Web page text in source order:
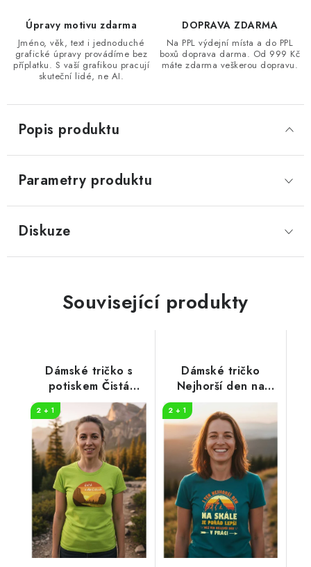
Úpravy motivu zdarma
Jméno, věk, text i jednoduché
grafické úpravy provádíme bez
příplatku. S vaší grafikou pracují
skuteční lidé, ne AI.
DOPRAVA ZDARMA
Na PPL výdejní místa a do PPL
boxů doprava darma. Od 999 Kč
máte zdarma veškerou dopravu.
Popis produktu
Parametry produktu
Diskuze
Související produkty
Dámské tričko s
potiskem Čistá
záležitost
2 + 1
Dámské tričko
Nejhorší den na
2 + 1